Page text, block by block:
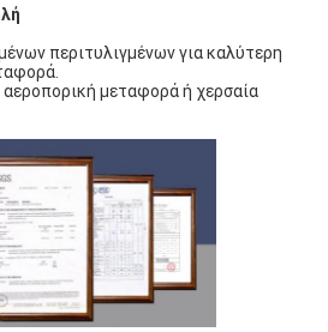
μας
περιτυλιγμένων για καλύτερη
αεροπορική μεταφορά ή χερσαία